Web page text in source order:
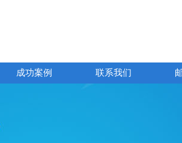
成功案例 联系我们